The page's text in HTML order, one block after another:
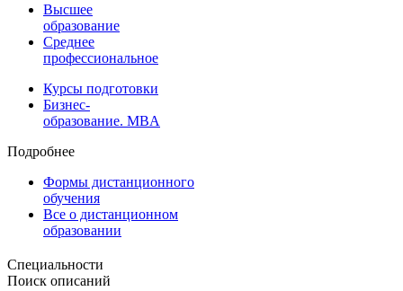
Высшее
образование
Среднее
профессиональное
Курсы подготовки
Бизнес-
образование. MBA
Подробнее
Формы дистанционного
обучения
Все о дистанционном
образовании
Специальности
Поиск описаний